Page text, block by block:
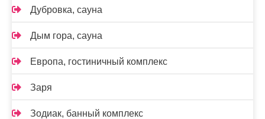
Дубровка, сауна
Дым гора, сауна
Европа, гостиничный комплекс
Заря
Зодиак, банный комплекс